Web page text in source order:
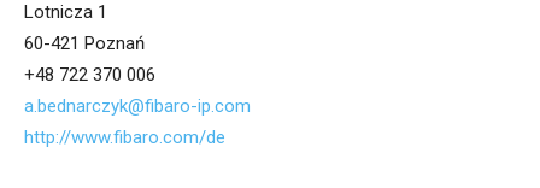
Lotnicza 1
60-421 Poznań
+48 722 370 006
a.bednarczyk@fibaro-ip.com
http://www.fibaro.com/de